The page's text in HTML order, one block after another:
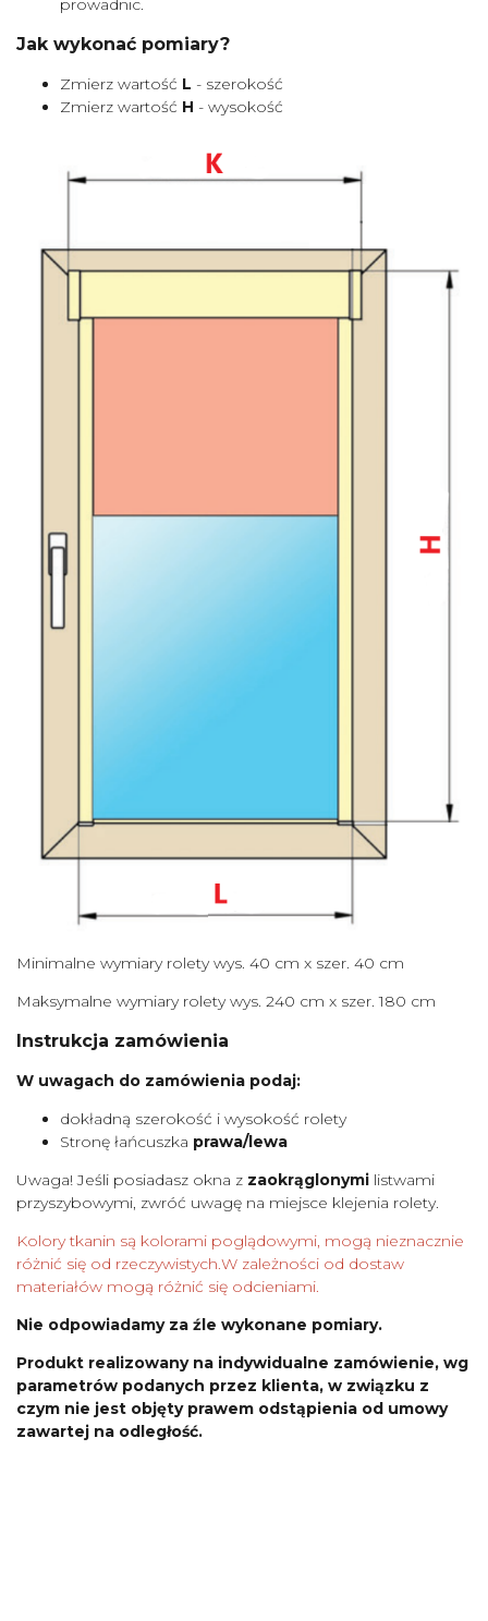
prowadnic.
Jak wykonać pomiary?
Zmierz wartość L - szerokość
Zmierz wartość H - wysokość
Minimalne wymiary rolety wys. 40 cm x szer. 40 cm
Maksymalne wymiary rolety wys. 240 cm x szer. 180 cm
Instrukcja zamówienia
W uwagach do zamówienia podaj:
dokładną szerokość i wysokość rolety
Stronę łańcuszka prawa/lewa
Uwaga! Jeśli posiadasz okna z zaokrąglonymi listwami
przyszybowymi, zwróć uwagę na miejsce klejenia rolety.
Kolory tkanin są kolorami poglądowymi, mogą nieznacznie
różnić się od rzeczywistych.W zależności od dostaw
materiałów mogą różnić się odcieniami.
Nie odpowiadamy za źle wykonane pomiary.
Produkt realizowany na indywidualne zamówienie, wg
parametrów podanych przez klienta, w związku z
czym nie jest objęty prawem odstąpienia od umowy
zawartej na odległość.